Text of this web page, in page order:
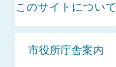
このサイトについて
市役所庁舎案内